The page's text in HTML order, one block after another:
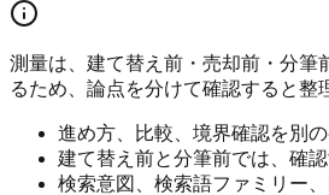
測量は、建て替え前・売却前・分筆
るため、論点を分けて確認すると整
進め方、比較、境界確認を別の
建て替え前と分筆前では、確
検索意図、検索語ファミリー